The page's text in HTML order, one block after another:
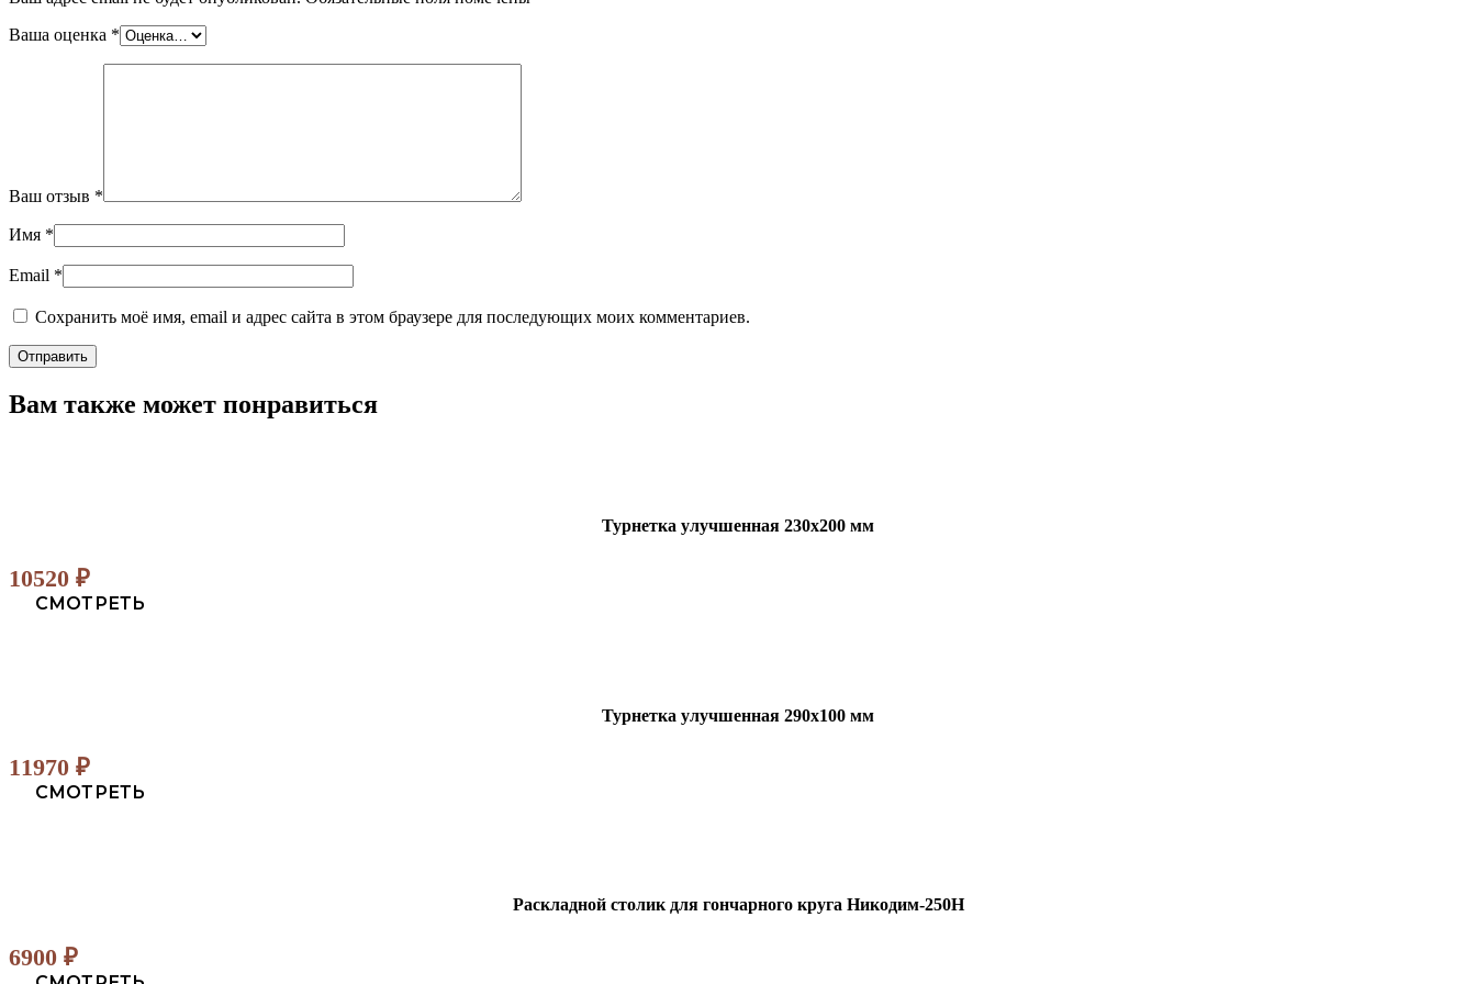
Ваша оценка *
Ваш отзыв *
Имя *
Email *
Сохранить моё имя, email и адрес сайта в этом браузере для последующих моих комментариев.
Вам также может понравиться
Турнетка улучшенная 230х200 мм
10520 ₽
СМОТРЕТЬ
Турнетка улучшенная 290х100 мм
11970 ₽
СМОТРЕТЬ
Раскладной столик для гончарного круга Никодим-250Н
6900 ₽